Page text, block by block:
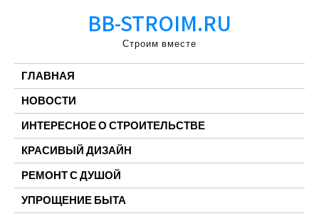
BB-STROIM.RU
Строим вместе
ГЛАВНАЯ
НОВОСТИ
ИНТЕРЕСНОЕ О СТРОИТЕЛЬСТВЕ
КРАСИВЫЙ ДИЗАЙН
РЕМОНТ С ДУШОЙ
УПРОЩЕНИЕ БЫТА